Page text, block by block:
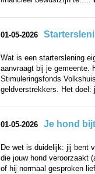
01-05-2026
Wat is een starterslening
aanvraagt bij je gemeente.
Stimuleringsfonds
geldverstrekkers. Het
01-05-2026 Je hond
De wet is duidelijk: jij bent
die jouw hond veroorzaakt
of hij normaal gesproken